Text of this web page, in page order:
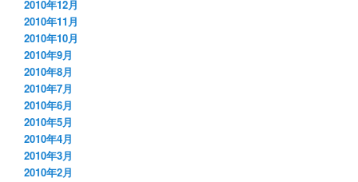
2010年12月
2010年11月
2010年10月
2010年9月
2010年8月
2010年7月
2010年6月
2010年5月
2010年4月
2010年3月
2010年2月